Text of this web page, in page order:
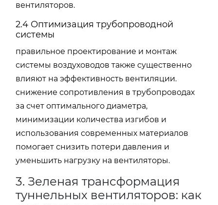
вентиляторов.
2.4 Оптимизация трубопроводной
системы
правильное проектирование и монтаж
системы воздуховодов также существенно
влияют на эффективность вентиляции.
снижение сопротивления в трубопроводах
за счет оптимального диаметра,
минимизации количества изгибов и
использования современных материалов
помогает снизить потери давления и
уменьшить нагрузку на вентиляторы.
3. Зеленая трансформация
туннельных вентиляторов: как